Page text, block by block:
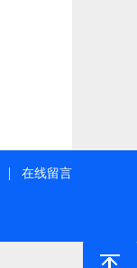
| 在线留言